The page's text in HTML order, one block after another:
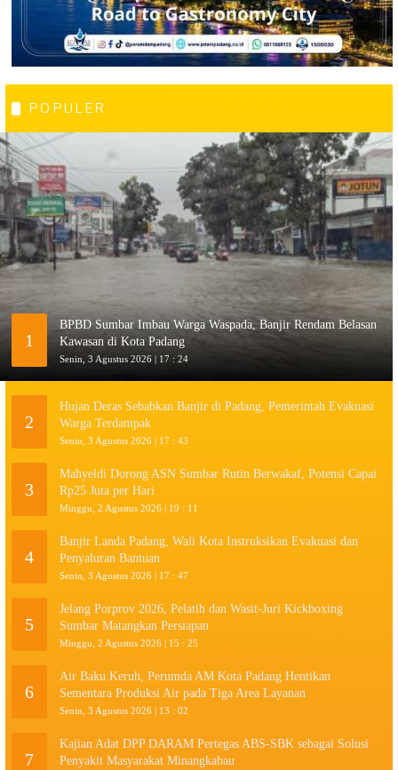
POPULER
1
BPBD Sumbar Imbau Warga Waspada, Banjir Rendam Belasan
Kawasan di Kota Padang
Senin, 3 Agustus 2026 | 17 : 24
2
Hujan Deras Sebabkan Banjir di Padang, Pemerintah Evakuasi
Warga Terdampak
Senin, 3 Agustus 2026 | 17 : 43
3
Mahyeldi Dorong ASN Sumbar Rutin Berwakaf, Potensi Capai
Rp25 Juta per Hari
Minggu, 2 Agustus 2026 | 19 : 11
4
Banjir Landa Padang, Wali Kota Instruksikan Evakuasi dan
Penyaluran Bantuan
Senin, 3 Agustus 2026 | 17 : 47
5
Jelang Porprov 2026, Pelatih dan Wasit-Juri Kickboxing
Sumbar Matangkan Persiapan
Minggu, 2 Agustus 2026 | 15 : 25
6
Air Baku Keruh, Perumda AM Kota Padang Hentikan
Sementara Produksi Air pada Tiga Area Layanan
Senin, 3 Agustus 2026 | 13 : 02
7
Kajian Adat DPP DARAM Pertegas ABS-SBK sebagai Solusi
Penyakit Masyarakat Minangkabau